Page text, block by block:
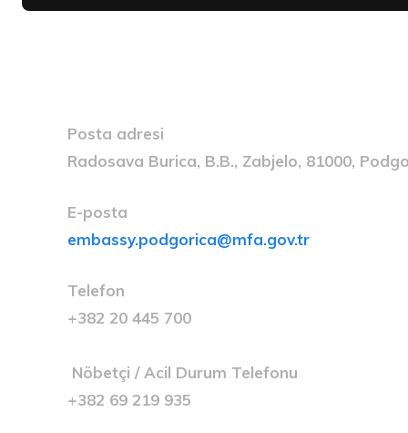
Posta adresi
Radosava Burica, B.B., Zabjelo, 81000,
E-posta
embassy.podgorica@mfa.gov.tr
Telefon
+382 20 445 700
Nöbetçi / Acil Durum Telefonu
+382 69 219 935